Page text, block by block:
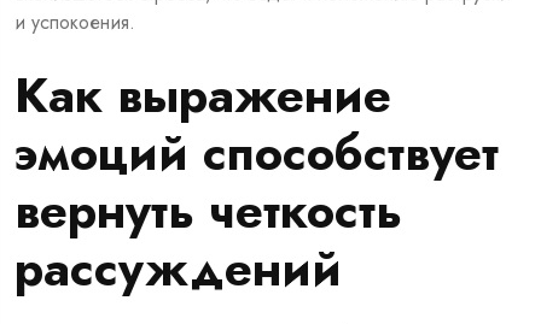
и успокоения.
Как выражение
эмоций способствует
вернуть четкость
рассуждений